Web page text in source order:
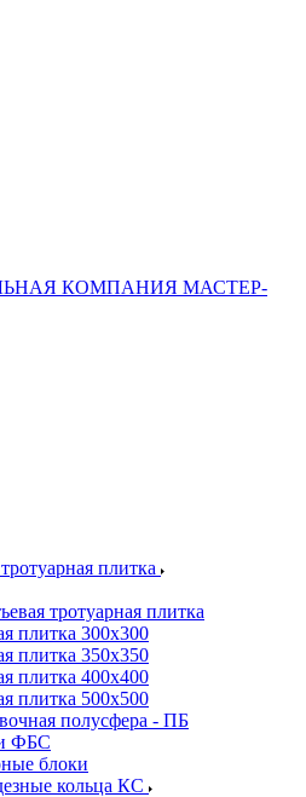
плитка
тротуарная плитка
плитка 300х300
плитка 350х350
плитка 400х400
плитка 500х500
полусфера - ПБ
ФБС
блоки
кольца КС